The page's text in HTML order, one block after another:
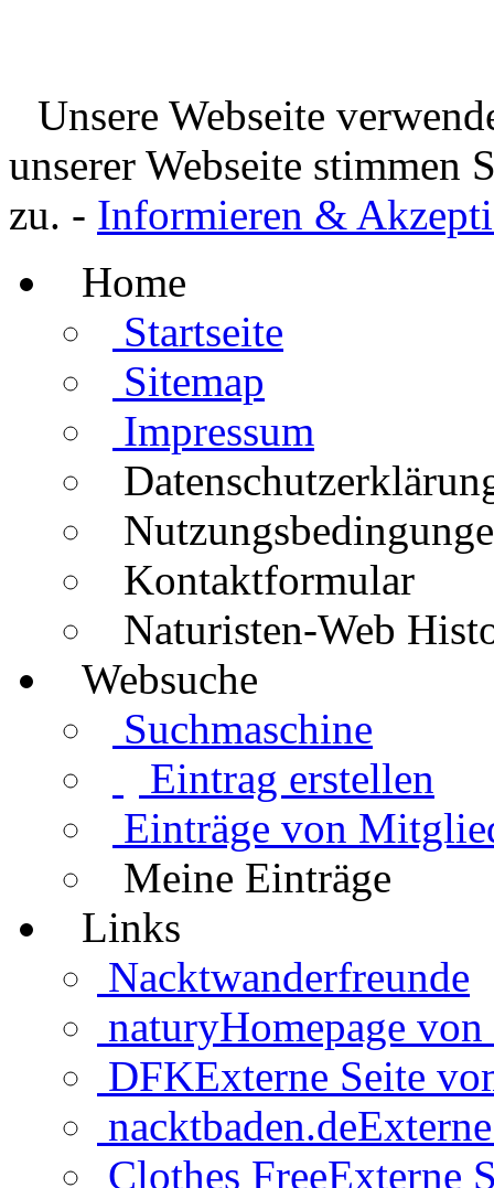
Unsere Webseite
unserer Webseite stimmen
zu. - Informieren &
Home
Startseite
Sitemap
Impressum
Kontaktformular
Naturisten-Web
Websuche
Suchmaschine
Eintrag erstellen
Einträge von
Meine Einträge
Links
Nacktwanderfreunde
naturyHomepage
DFKExterne Seite
nacktbaden.de
Clothes FreeExterne